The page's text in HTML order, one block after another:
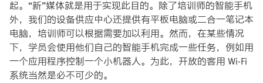
起。“新”媒体就是用于实现此目的。除了培训师的智能手机
外，我们的设备供应中心还提供有平板电脑或二合一笔记本
电脑，培训师可以根据需要加以利用。然而，在某些情况
下，学员会使用他们自己的智能手机完成一些任务，例如用
一个应用程序控制一个小机器人。为此，开放的客用 Wi-Fi
系统当然是必不可少的。